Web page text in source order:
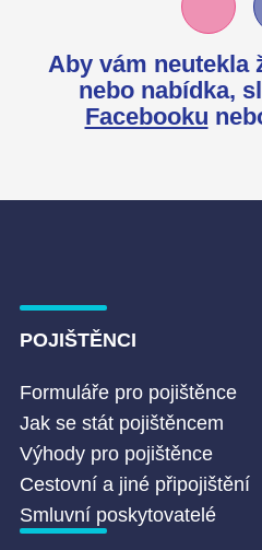
Aby vám neutekla
nebo nabídka,
Facebooku
POJIŠTĚNCI
Formuláře pro pojištěnce
Jak se stát pojištěncem
Výhody pro pojištěnce
Cestovní a jiné připojištění
Smluvní poskytovatelé